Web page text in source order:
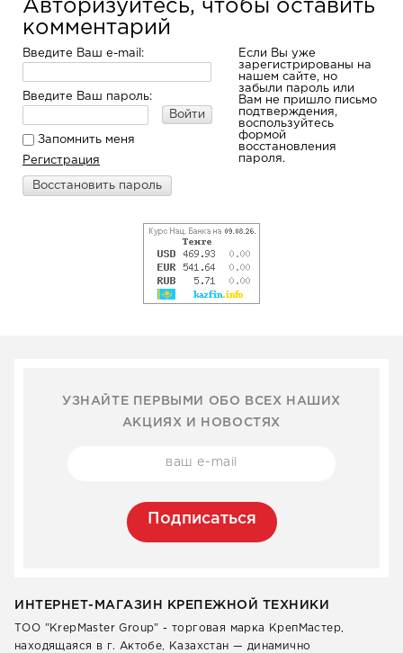
Авторизуйтесь, чтобы оставить
комментарий
Введите Ваш e-mail:
Введите Ваш пароль:
Войти
Запомнить меня
Регистрация
Если Вы уже
зарегистрированы на
нашем сайте, но
забыли пароль или
Вам не пришло письмо
подтверждения,
воспользуйтесь
формой
восстановления
пароля.
Восстановить пароль
УЗНАЙТЕ ПЕРВЫМИ ОБО ВСЕХ НАШИХ
АКЦИЯХ И НОВОСТЯХ
Подписаться
ИНТЕРНЕТ-МАГАЗИН КРЕПЕЖНОЙ ТЕХНИКИ
ТОО "KrepMaster Group" - торговая марка КрепМастер,
находящаяся в г. Актобе, Казахстан — динамично